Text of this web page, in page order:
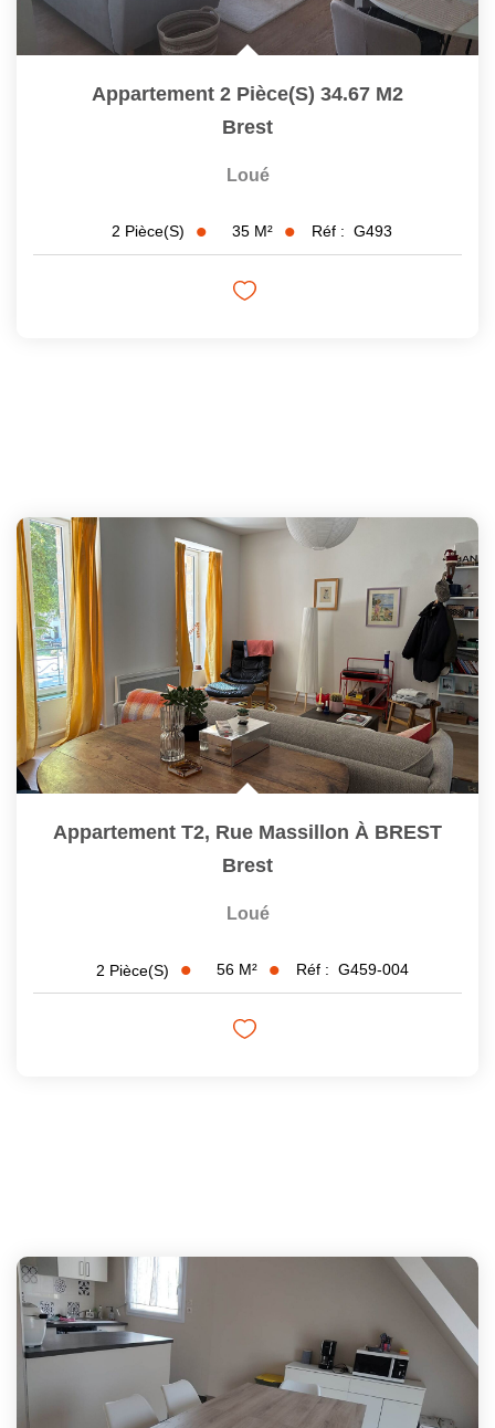
Appartement 2 Pièce(s) 34.67 M2
Brest
Loué
2 Pièce(s) 35 M² Réf : G493
Appartement T2, Rue Massillon À BREST
Brest
Loué
2 Pièce(s) 56 M² Réf : G459-004